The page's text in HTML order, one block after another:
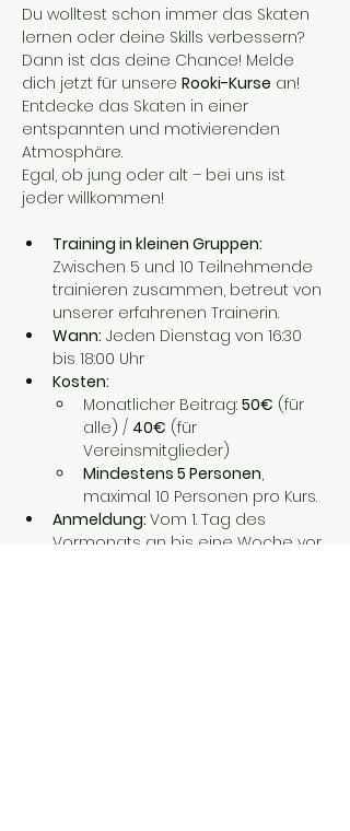
Du wolltest schon immer das Skaten
lernen oder deine Skills verbessern?
Dann ist das deine Chance! Melde
dich jetzt für unsere Rooki-Kurse an!
Entdecke das Skaten in einer
entspannten und motivierenden
Atmosphäre.
Egal, ob jung oder alt – bei uns ist
jeder willkommen!
Training in kleinen Gruppen:
Zwischen 5 und 10 Teilnehmende
trainieren zusammen, betreut von
unserer erfahrenen Trainerin.
Wann: Jeden Dienstag von 16:30
bis 18:00 Uhr
Kosten:
Monatlicher Beitrag: 50€ (für
alle) / 40€ (für
Vereinsmitglieder)
Mindestens 5 Personen,
maximal 10 Personen pro Kurs.
Anmeldung: Vom 1. Tag des
Vormonats an bis eine Woche vor